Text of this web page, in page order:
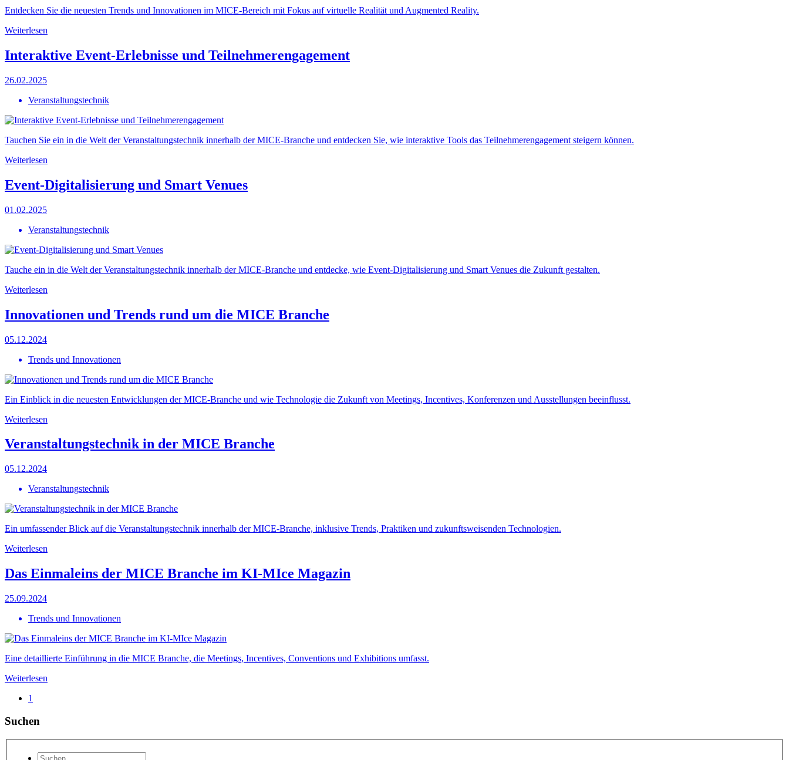
Entdecken Sie die neuesten Trends und Innovationen im MICE-Bereich mit Fokus auf virtuelle Realität und Augmented Reality.
Weiterlesen
Interaktive Event-Erlebnisse und Teilnehmerengagement
26.02.2025
Veranstaltungstechnik
Tauchen Sie ein in die Welt der Veranstaltungstechnik innerhalb der MICE-Branche und entdecken Sie, wie interaktive Tools das Teilnehmerengagement steigern können.
Weiterlesen
Event-Digitalisierung und Smart Venues
01.02.2025
Veranstaltungstechnik
Tauche ein in die Welt der Veranstaltungstechnik innerhalb der MICE-Branche und entdecke, wie Event-Digitalisierung und Smart Venues die Zukunft gestalten.
Weiterlesen
Innovationen und Trends rund um die MICE Branche
05.12.2024
Trends und Innovationen
Ein Einblick in die neuesten Entwicklungen der MICE-Branche und wie Technologie die Zukunft von Meetings, Incentives, Konferenzen und Ausstellungen beeinflusst.
Weiterlesen
Veranstaltungstechnik in der MICE Branche
05.12.2024
Veranstaltungstechnik
Ein umfassender Blick auf die Veranstaltungstechnik innerhalb der MICE-Branche, inklusive Trends, Praktiken und zukunftsweisenden Technologien.
Weiterlesen
Das Einmaleins der MICE Branche im KI-MIce Magazin
25.09.2024
Trends und Innovationen
Eine detaillierte Einführung in die MICE Branche, die Meetings, Incentives, Conventions und Exhibitions umfasst.
Weiterlesen
1
Suchen